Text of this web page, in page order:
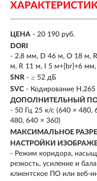
ЦЕНА - 20 190 руб.
DORI
- 2.8 мм, D 46 м, O 18 м,
м, R 11 м, I 5 м+[br]+6
SNR - ≥ 52 дБ
SVC - Кодирование
ДОПОЛНИТЕЛЬНЫЙ
- 50 Гц 25 к/с (640 × 480,
480, 640 × 360)
МАКСИМАЛЬНОЕ
НАСТРОЙКИ
- Режим коридора,
резкость, усиление и
клиентское ПО или веб-